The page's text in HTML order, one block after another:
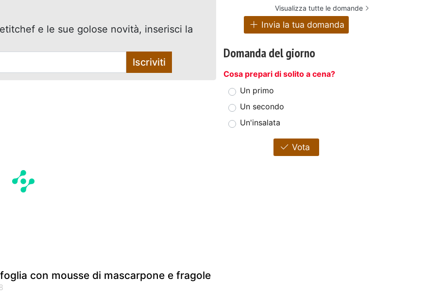
e le sue golose novità, inserisci la
Iscriviti
con mousse di mascarpone e fragole
Visualizza tutte le domande
Invia la tua domanda
Domanda del giorno
Cosa prepari di solito a cena?
Un primo
Un secondo
Un'insalata
Vota